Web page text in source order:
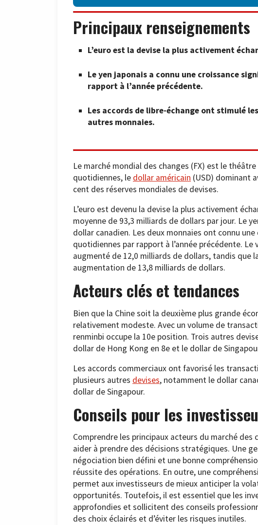
Principaux renseignements
L’euro est la devise la plus activement
Le yen japonais a connu une croissance
rapport à l’année précédente.
Les accords de libre-échange ont stimulé
autres monnaies.
Le marché mondial des changes (FX) est le
quotidiennes, le dollar américain (USD) dominant
cent des réserves mondiales de devises.
L’euro est devenu la devise la plus activement
moyenne de 93,3 milliards de dollars par jour. Le
dollar canadien. Les deux monnaies ont connu
quotidiennes par rapport à l’année précédente. Le
augmenté de 12,0 milliards de dollars, tandis que
augmentation de 13,8 milliards de dollars.
Acteurs clés et tendances
Bien que la Chine soit la deuxième plus grande
relativement modeste. Avec un volume de
renminbi occupe la 10e position. Trois autres
dollar de Hong Kong en 8e et le dollar de
Les accords commerciaux ont favorisé les
plusieurs autres devises, notamment le dollar
dollar de Singapour.
Conseils pour les
Comprendre les principaux acteurs du marché
aider à prendre des décisions stratégiques. Une
négociation bien défini et une bonne
réussite des opérations. En outre, une
permet aux investisseurs de mieux anticiper la
opportunités. Toutefois, il est essentiel que les
approfondies et sollicitent des conseils
des choix éclairés et d’éviter les risques inutiles.